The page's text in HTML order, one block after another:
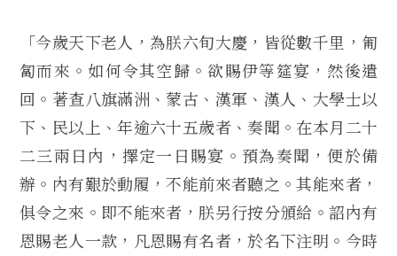
「今歲天下老人，為朕六旬大慶，皆從數千里，匍
匐而來。如何令其空歸。欲賜伊等筵宴，然後遣
回。著查八旗滿洲、蒙古、漢軍、漢人、大學士以
下、民以上、年逾六十五歲者、奏聞。在本月二十
二三兩日內，擇定一日賜宴。預為奏聞，便於備
辦。內有艱於動履，不能前來者聽之。其能來者，
俱令之來。即不能來者，朕另行按分頒給。詔內有
恩賜老人一款，凡恩賜有名者，於名下注明。今時